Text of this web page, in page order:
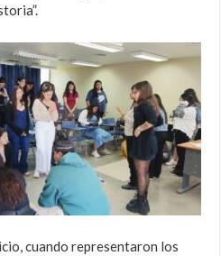
cuando representaron los